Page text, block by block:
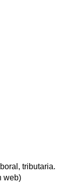
tributaria.
web)